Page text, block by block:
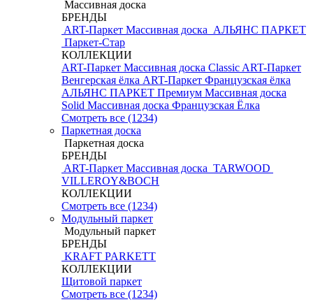
Массивная доска
БРЕНДЫ
ART-Паркет Массивная доска АЛЬЯНС ПАРКЕТ
Паркет-Стар
КОЛЛЕКЦИИ
ART-Паркет Массивная доска Classic ART-Паркет
Венгерская ёлка ART-Паркет Французская ёлка
АЛЬЯНС ПАРКЕТ Премиум Массивная доска
Solid Массивная доска Французская Ёлка
Смотреть все (1234)
Паркетная доска
Паркетная доска
БРЕНДЫ
ART-Паркет Массивная доска TARWOOD
VILLEROY&BOCH
КОЛЛЕКЦИИ
Смотреть все (1234)
Модульный паркет
Модульный паркет
БРЕНДЫ
KRAFT PARKETT
КОЛЛЕКЦИИ
Щитовой паркет
Смотреть все (1234)